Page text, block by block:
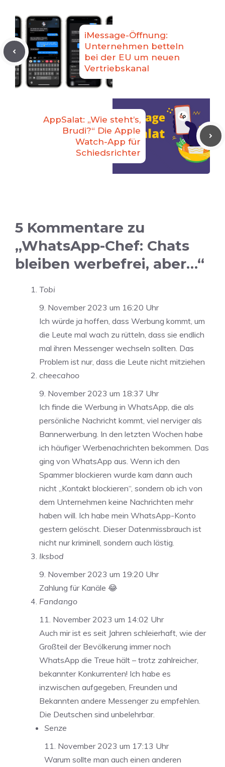
iMessage-Öffnung:
Unternehmen betteln
bei der EU um neuen
Vertriebskanal
AppSalat: „Wie steht’s,
Brudi?“ Die Apple
Watch-App für
Schiedsrichter
5 Kommentare zu
„WhatsApp-Chef: Chats
bleiben werbefrei, aber…“
Tobi
9. November 2023 um 16:20 Uhr
Ich würde ja hoffen, dass Werbung kommt, um
die Leute mal wach zu rütteln, dass sie endlich
mal ihren Messenger wechseln sollten. Das
Problem ist nur, dass die Leute nicht mitziehen
cheecahoo
9. November 2023 um 18:37 Uhr
Ich finde die Werbung in WhatsApp, die als
persönliche Nachricht kommt, viel nerviger als
Bannerwerbung. In den letzten Wochen habe
ich häufiger Werbenachrichten bekommen. Das
ging von WhatsApp aus. Wenn ich den
Spammer blockieren wurde kam dann auch
nicht „Kontakt blockieren“, sondern ob ich von
dem Unternehmen keine Nachrichten mehr
haben will. Ich habe mein WhatsApp-Konto
gestern gelöscht. Dieser Datenmissbrauch ist
nicht nur kriminell, sondern auch lästig.
Iksbod
9. November 2023 um 19:20 Uhr
Zahlung für Kanäle 😂
Fandango
11. November 2023 um 14:02 Uhr
Auch mir ist es seit Jahren schleierhaft, wie der
Großteil der Bevölkerung immer noch
WhatsApp die Treue hält – trotz zahlreicher,
bekannter Konkurrenten! Ich habe es
inzwischen aufgegeben, Freunden und
Bekannten andere Messenger zu empfehlen.
Die Deutschen sind unbelehrbar.
Senze
11. November 2023 um 17:13 Uhr
Warum sollte man auch einen anderen